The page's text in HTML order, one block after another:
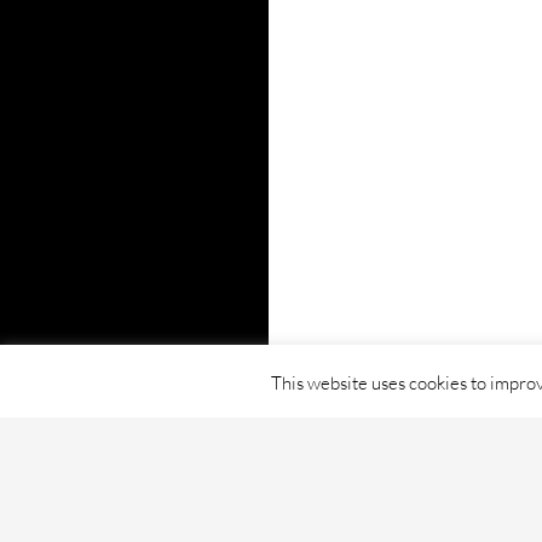
This website uses cookies to